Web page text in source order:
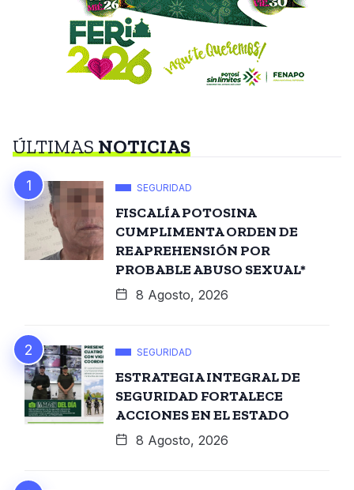
ÚLTIMASNOTICIAS
SEGURIDAD
FISCALÍA POTOSINA
CUMPLIMENTA ORDEN DE
REAPREHENSIÓN POR
PROBABLE ABUSO SEXUAL*
8 Agosto, 2026
SEGURIDAD
ESTRATEGIA INTEGRAL DE
SEGURIDAD FORTALECE
ACCIONES EN EL ESTADO
8 Agosto, 2026